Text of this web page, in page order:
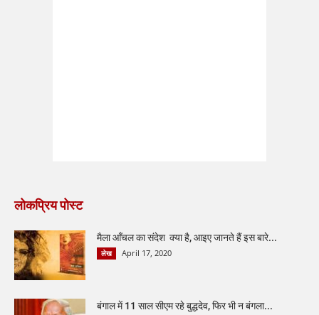
लोकप्रिय पोस्ट
मैला आँचल का संदेश क्या है, आइए जानते हैं इस बारे...
लेख April 17, 2020
बंगाल में 11 साल सीएम रहे बुद्धदेव, फिर भी न बंगला...